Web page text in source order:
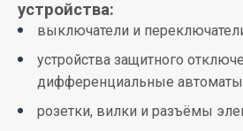
устройства:
выключатели и
устройства защитного
дифференциальные
розетки, вилки и разъёмы